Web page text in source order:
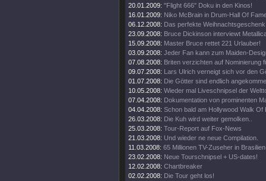
20.01.2009: "Flight 666" Doku in den Kinos!
16.01.2009: Niko McBrain in Drum-Hall Of
06.12.2008: Das perfekte
23.09.2008: Bruce Dickinson interviewt
15.09.2008: Master Bruce rettet 221 Urlauber!
03.09.2008: Jeder Fan kann zum Maiden-
07.08.2008: Briten verzichten auf Nominierung
09.07.2008: Lars Ulrich verneigt sich vor den
01.07.2008: Die Götter sind endlich
10.05.2008: Wieder mal Liveschnipsel der
07.04.2008: Dokumentation von prominenten
04.04.2008: Schon bald am Hollywood Walk Of
26.03.2008: Die Kuh wird weiter gemolken..
25.03.2008: Tour-Report auf Fox-News
21.03.2008: Und wieder ne neue Compilation.
11.03.2008: 65 Millionen TV-Zuseher in
23.02.2008: Neue Tourschnipsel + US-dates!
12.02.2008: Chartbreaker
02.02.2008: Die Tour geht los!